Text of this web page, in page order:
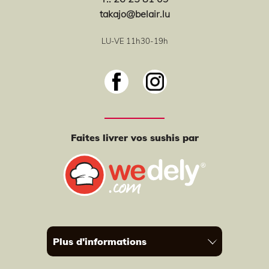
takajo@belair.lu
LU-VE 11h30-19h
Faites livrer vos sushis par